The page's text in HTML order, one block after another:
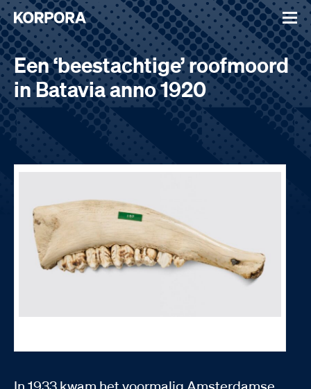
Een ‘beestachtige’ roofmoord
in Batavia anno 1920